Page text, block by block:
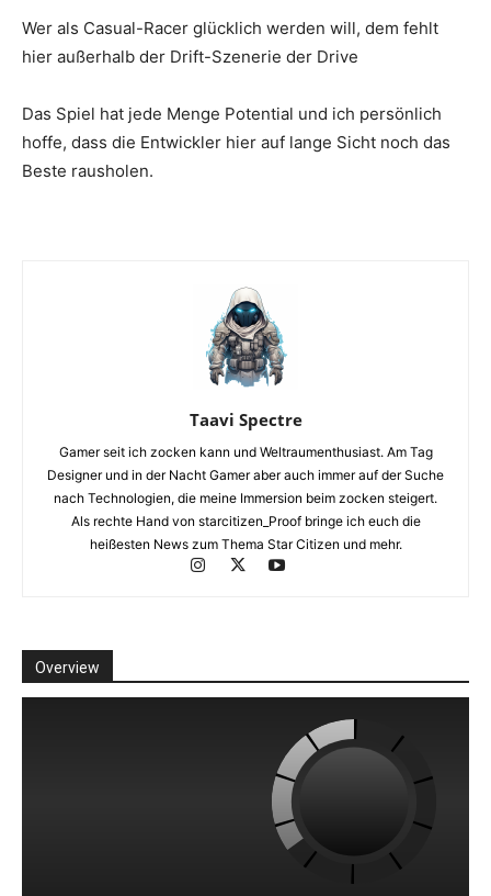
Wer als Casual-Racer glücklich werden will, dem fehlt
hier außerhalb der Drift-Szenerie der Drive
Das Spiel hat jede Menge Potential und ich persönlich
hoffe, dass die Entwickler hier auf lange Sicht noch das
Beste rausholen.
Taavi Spectre
Gamer seit ich zocken kann und Weltraumenthusiast. Am Tag
Designer und in der Nacht Gamer aber auch immer auf der Suche
nach Technologien, die meine Immersion beim zocken steigert.
Als rechte Hand von starcitizen_Proof bringe ich euch die
heißesten News zum Thema Star Citizen und mehr.
Overview